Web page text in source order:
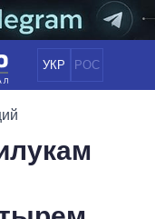
УКР РОС